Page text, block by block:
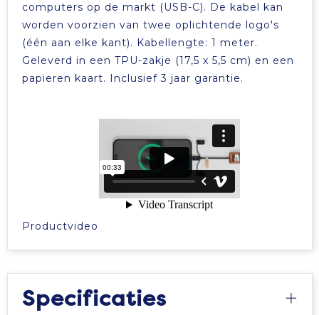
Trolleys
computers op de markt (USB-C). De kabel kan
worden voorzien van twee oplichtende logo's
(één aan elke kant). Kabellengte: 1 meter.
Geleverd in een TPU-zakje (17,5 x 5,5 cm) en een
papieren kaart. Inclusief 3 jaar garantie.
Productvideo
Specificaties